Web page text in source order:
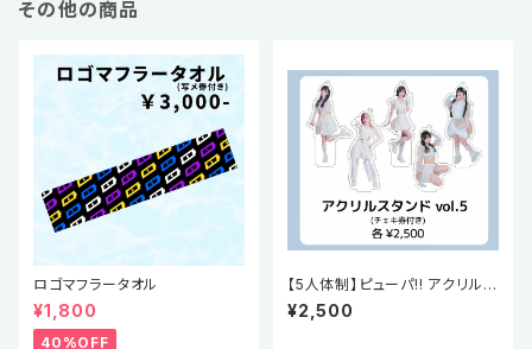
その他の商品
ロゴマフラータオル
¥1,800
40%OFF
【5人体制】ピューパ!! アクリルス
タンド vol.5
¥2,500